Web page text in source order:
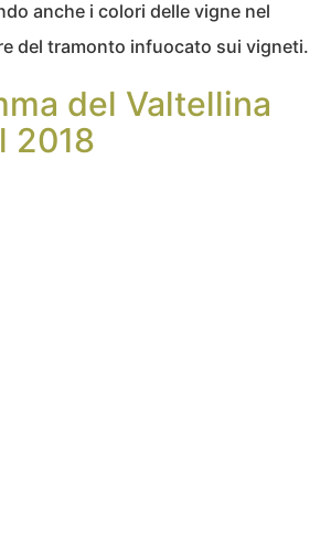
anche i colori delle vigne nel
del tramonto infuocato sui vigneti.
del Valtellina
2018